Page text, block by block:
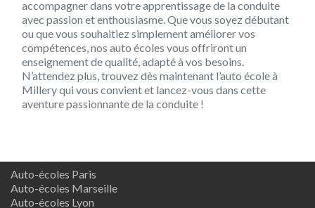
accompagner dans votre apprentissage de la conduite
avec passion et enthousiasme. Que vous soyez débutant
ou que vous souhaitiez simplement améliorer vos
compétences, nos auto écoles vous offriront un
enseignement de qualité, adapté à vos besoins.
N’attendez plus, trouvez dès maintenant l’auto école à
Millery qui vous convient et lancez-vous dans cette
aventure passionnante de la conduite !
Auto-écoles Paris
Auto-écoles Marseille
Auto-écoles Lyon